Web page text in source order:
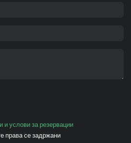
и услови за резервации
права се задржани